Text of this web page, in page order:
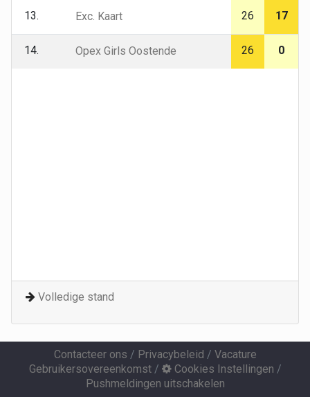
13. Exc. Kaart 26 17
14. Opex Girls Oostende 26 0
Volledige stand
Contacteer ons / Privacybeleid / Vacature
Gebruikersovereenkomst/ Cookies Instellingen /
Pushmeldingen uitschakelen